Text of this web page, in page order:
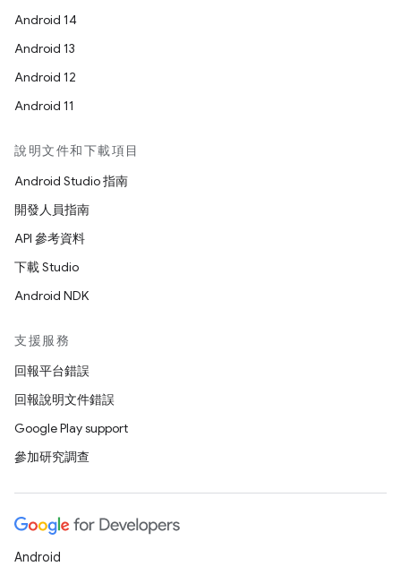
Android 14
Android 13
Android 12
Android 11
說明文件和下載項目
Android Studio 指南
開發人員指南
API 參考資料
下載 Studio
Android NDK
支援服務
回報平台錯誤
回報說明文件錯誤
Google Play support
參加研究調查
Android